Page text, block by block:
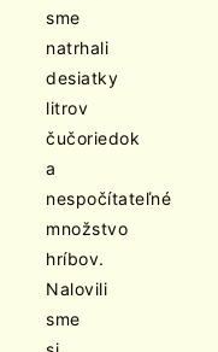
sme
natrhali
desiatky
litrov
čučoriedok
a
nespočítateľné
množstvo
hríbov.
Nalovili
sme